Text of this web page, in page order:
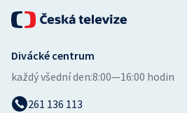
Divácké centrum
každý všední den:8:00—16:00 hodin
261 136 113